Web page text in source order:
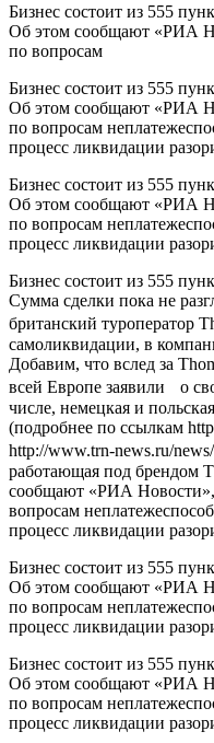
Бизнес состоит из 555
Об этом сообщают «РИА
по вопросам
Бизнес состоит из 555
Об этом сообщают «РИА
по вопросам
процесс ликвидации
Бизнес состоит из 555
Об этом сообщают «РИА
по вопросам
процесс ликвидации
Бизнес состоит из 555
Сумма сделки пока не
британский туроператор
самоликвидации, в
Добавим, что вслед за
всей Европе заявили о
числе, немецкая и
(подробнее по ссылкам
http://www.trn-news.ru/
работающая под брендом
сообщают «РИА Новости»,
вопросам
процесс ликвидации
Бизнес состоит из 555
Об этом сообщают «РИА
по вопросам
процесс ликвидации
Бизнес состоит из 555
Об этом сообщают «РИА
по вопросам
процесс ликвидации